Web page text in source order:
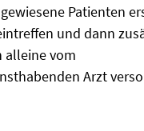
Patienten
und dann
vom
Arzt